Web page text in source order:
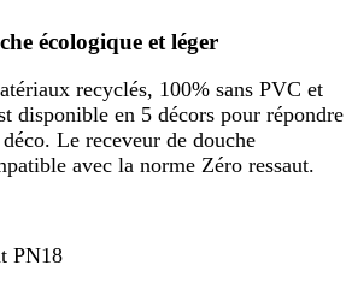
écologique et léger
recyclés, 100% sans PVC et
disponible en 5 décors pour répondre
Le receveur de douche
avec la norme Zéro ressaut.
PN18